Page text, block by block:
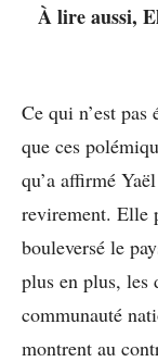
À lire aussi,
Ce qui n’est
que ces
qu’a affirmé
revirement. Elle
bouleversé le
plus en plus, les
communauté
montrent au